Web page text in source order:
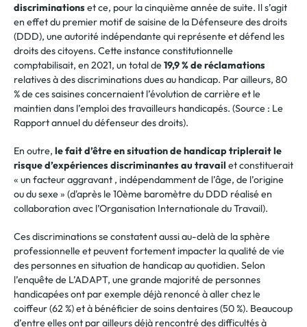
discriminations et ce, pour la cinquième année de suite. Il s’agit
en effet du premier motif de saisine de la Défenseure des droits
(DDD), une autorité indépendante qui représente et défend les
droits des citoyens. Cette instance constitutionnelle
comptabilisait, en 2021, un total de19,9 % de réclamations
relatives à des discriminations dues au handicap. Par ailleurs, 80
% de ces saisines concernaient l’évolution de carrière et le
maintien dans l’emploi des travailleurs handicapés. (Source : Le
Rapport annuel du défenseur des droits).
En outre, le fait d’être en situation de handicap triplerait le
risque d’expériences discriminantes au travail et constituerait
« un facteur aggravant , indépendamment de l’âge, de l’origine
ou du sexe » (d'après le 10ème baromètre du DDD réalisé en
collaboration avec l’Organisation Internationale du Travail).
Ces discriminations se constatent aussi au-delà de la sphère
professionnelle et peuvent fortement impacter la qualité de vie
des personnes en situation de handicap au quotidien. Selon
l’enquête de L’ADAPT, une grande majorité de personnes
handicapées ont par exemple déjà renoncé à aller chez le
coiffeur (62 %) et à bénéficier de soins dentaires (50 %). Beaucoup
d’entre elles ont par ailleurs déjà rencontré des difficultés à